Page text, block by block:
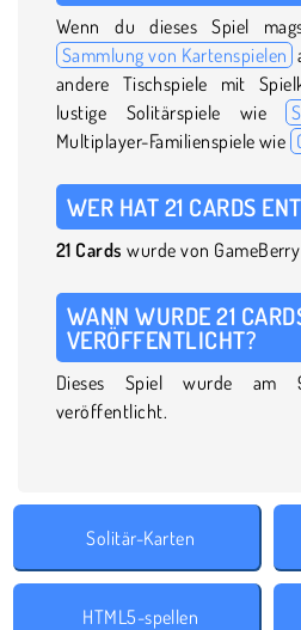
Wenn du dieses Spiel
Sammlung von Kartenspielen
andere Tischspiele mit
lustige Solitärspiele wie
Multiplayer-Familienspiele wie
WER HAT 21 CARDS
21 Cards wurde von
WANN WURDE 21
VERÖFFENTLICHT?
Dieses Spiel wurde am
veröffentlicht.
Solitär-Karten
HTML5-spellen